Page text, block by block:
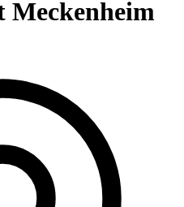
Meckenheim